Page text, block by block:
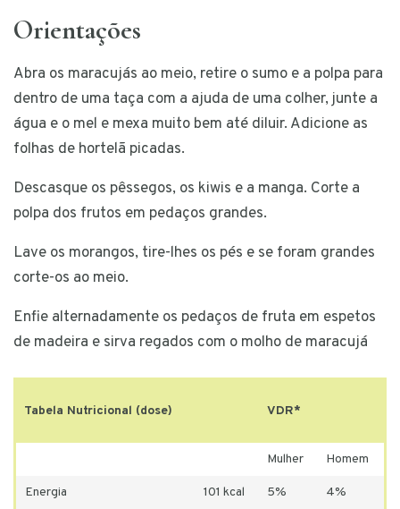
Orientações
Abra os maracujás ao meio, retire o sumo e a polpa para
dentro de uma taça com a ajuda de uma colher, junte a
água e o mel e mexa muito bem até diluir. Adicione as
folhas de hortelã picadas.
Descasque os pêssegos, os kiwis e a manga. Corte a
polpa dos frutos em pedaços grandes.
Lave os morangos, tire-lhes os pés e se foram grandes
corte-os ao meio.
Enfie alternadamente os pedaços de fruta em espetos
de madeira e sirva regados com o molho de maracujá
Tabela Nutricional (dose) VDR*
Mulher Homem
Energia 101 kcal 5% 4%